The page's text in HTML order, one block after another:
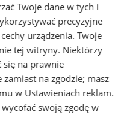
Twoje dane w tych i
precyzyjne
urządzenia. Twoje
tej witryny. Niektórzy
się na prawnie
na zgodzie; masz
w Ustawieniach reklam.
swoją zgodę w